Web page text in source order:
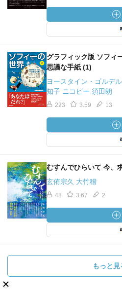
グラフィック版 ソフィ
思議な手紙 (1)
ヨースタイン・ゴルデ
知子 ニコビー 須田朗
223 3.59 13
むすんでひらいて 今、
玄侑宗久 大竹稽
48 3.67 2
もっと見